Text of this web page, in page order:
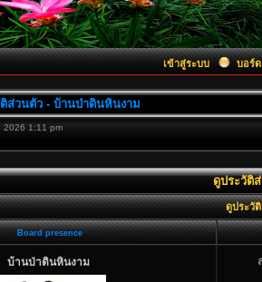
เข้าสู่ระบบ บอร์ด
ส่วนตัว - บ้านป่าดินหินงาม
2026 1:11 pm
ดูประวัติ
ดูประวั
Board presence
บ้านป่าดินหินงาม